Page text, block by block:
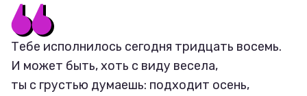
Тебе исполнилось сегодня тридцать восемь.
И может быть, хоть с виду весела,
ты с грустью думаешь: подходит осень,